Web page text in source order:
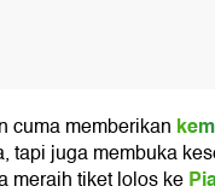
cuma memberikan
tapi juga membuka
meraih tiket lolos ke